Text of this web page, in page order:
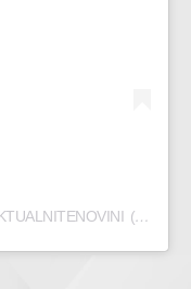
ПУБЛИКАЦИЯ, СПОДЕЛЕНА ОТ @AKTUALNITENOVINI (@AKTUALNITE_NOVINI)